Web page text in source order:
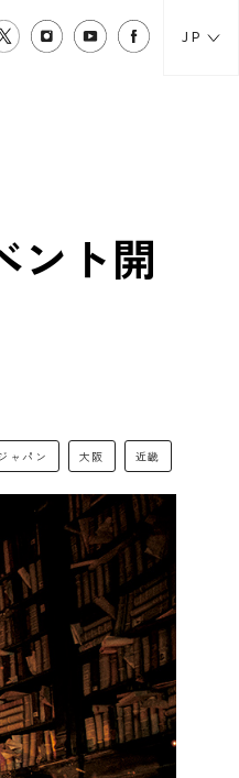
JP
ント開
ャパン 大阪 近畿